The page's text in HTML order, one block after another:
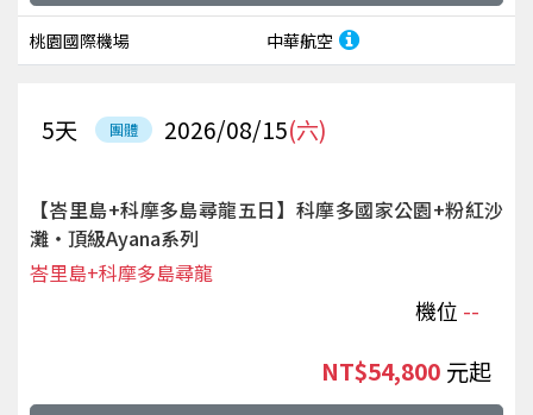
桃園國際機場 中華航空
團體 2026/08/15(六)
5天
【峇里島+科摩多島尋龍五日】科摩多國家公園+粉紅沙
灘‧頂級Ayana系列
機位 --
峇里島+科摩多島尋龍
NT$54,800 起